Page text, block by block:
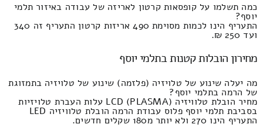
כמה תשלמו על קופסאות קרטון לאריזה של עבודה באיזור תלמי
יוסף?
התעריף הינו לכמות מסוימת 490 אריזות קרטון התעריף זה 340
ועד 250 ₪.
מחירון הובלות קטנות בתלמי יוסף
מה יעלה שינוע של טלויזיה (פלזמה) שינוע של טלויזיה בתמזוגת
של הרמה בתלמי יוסף?
מחיר הובלת טלוויזיה LCD (PLASMA) עלות העברת טלויזיות
בסביבת תלמי יוסף פלוס עבודת הרמה הובלת טלוויזיה LED
התעריף הינו 270 ולא יותר מ180 שקלים חדשים.